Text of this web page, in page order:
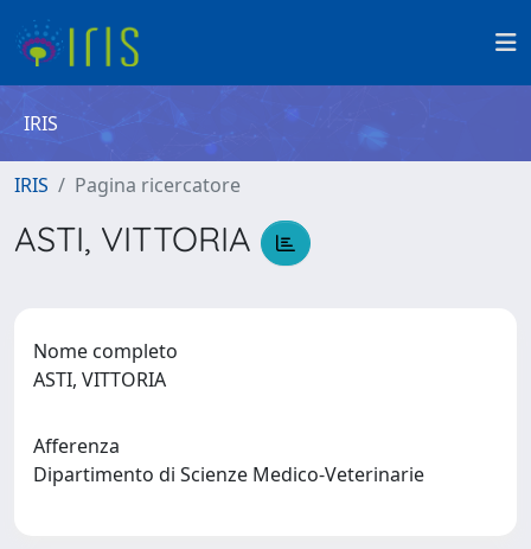
IRIS
IRIS Pagina ricercatore
ASTI, VITTORIA
Nome completo
ASTI, VITTORIA
Afferenza
Dipartimento di Scienze Medico-Veterinarie